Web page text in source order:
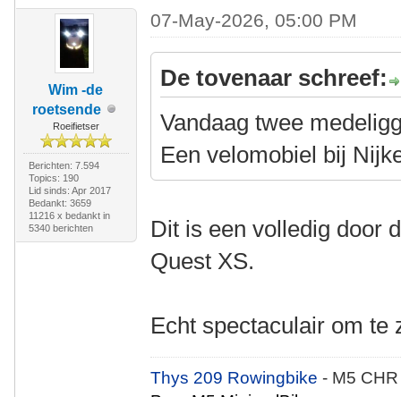
Wim -de
roetsende
Roeifietser
Berichten: 7.594
Topics: 190
Lid sinds: Apr 2017
Bedankt: 3659
11216 x bedankt in
5340 berichten
07-May-2026, 05:00 PM
De tovenaar schreef:
Vandaag twee
Een velomobiel bij
Dit is een volledig door
Quest XS.
Echt spectaculair om te
Thys 209 Rowingbike- M5